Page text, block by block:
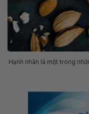
Hạnh nhân là một trong